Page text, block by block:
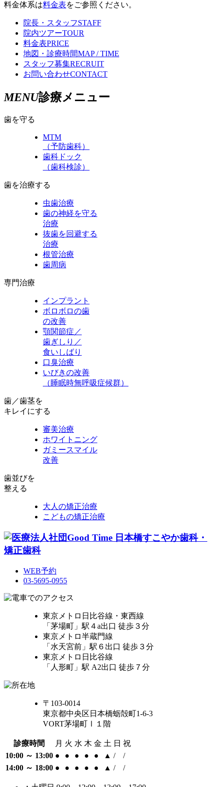
料金体系は料金表をご参照ください。
院長・スタッフSTAFF
院内ツアーTOUR
料金表PRICE
地図・診療時間MAP / TIME
スタッフ募集RECRUIT
お問い合わせCONTACT
MENU診療メニュー
歯を守る
MTM
（予防歯科）
歯科ドック
（歯科検診）
歯を治療する
虫歯治療
歯の神経を守る
治療
抜歯を回避する
治療
根管治療
歯周病
専門治療
インプラント
ボロボロの歯
の改善
顎関節症／
歯ぎしり／
食いしばり
口臭治療
いびきの改善
（睡眠時無呼吸症候群）
歯／歯茎を
キレイにする
審美治療
ホワイトニング
ガミースマイル
改善
歯並びを
整える
大人の矯正治療
こどもの矯正治療
WEB予約
03-5695-0955
東京メトロ日比谷線・東西線
「茅場町」駅４a出口 徒歩３分
東京メトロ半蔵門線
「水天宮前」駅６出口 徒歩３分
東京メトロ日比谷線
「人形町」駅 A2出口 徒歩７分
〒103-0014
東京都中央区日本橋蛎殻町1-6-3
VORT茅場町Ⅰ１階
診療時間 月 火 水 木 金 土 日 祝
10:00 ～ 13:00 ● ● ● ● ● ▲ /
/
14:00 ～ 18:00 ● ● ● ● ● ▲ / /